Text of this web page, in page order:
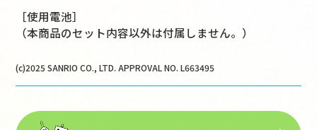
［使用電池］
（本商品のセット内容以外は付属しません。）
(c)2025 SANRIO CO., LTD. APPROVAL NO. L663495